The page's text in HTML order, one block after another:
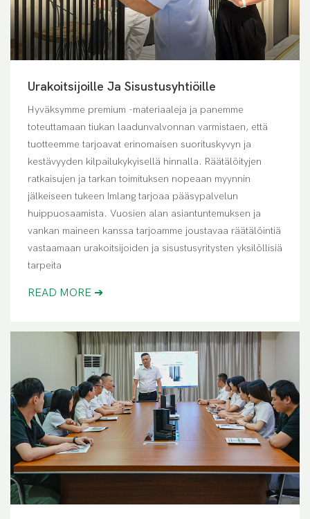
Urakoitsijoille Ja Sisustusyhtiöille
Hyväksymme premium -materiaaleja ja panemme
toteuttamaan tiukan laadunvalvonnan varmistaen, että
tuotteemme tarjoavat erinomaisen suorituskyvyn ja
kestävyyden kilpailukykyisellä hinnalla. Räätälöityjen
ratkaisujen ja tarkan toimituksen nopeaan myynnin
jälkeiseen tukeen Imlang tarjoaa pääsypalvelun
huippuosaamista. Vuosien alan asiantuntemuksen ja
vankan maineen kanssa tarjoamme joustavaa räätälöintiä
vastaamaan urakoitsijoiden ja sisustusyritysten yksilöllisiä
tarpeita
READ MORE ➔